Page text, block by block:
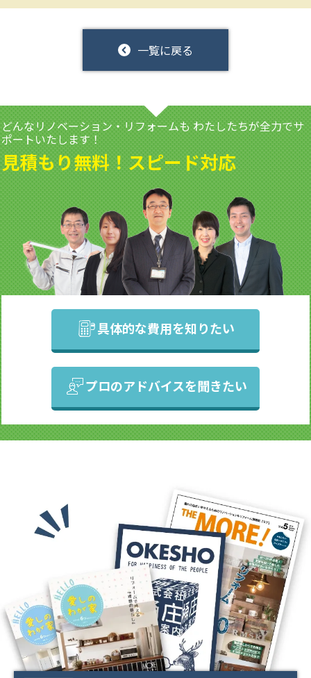
一覧に戻る
どんなリノベーション・リフォームもわたしたちが全力でサ
ポートいたします！
見積もり無料！スピード対応
具体的な費用を知りたい
プロのアドバイスを聞きたい